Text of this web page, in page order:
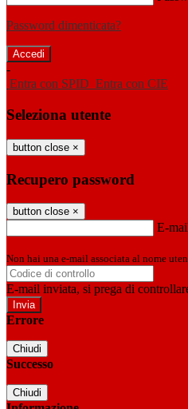
Password dimenticata?
-
Entra con SPID Entra con CIE
Seleziona utente
button close ×
Recupero password
button close ×
E-
Non hai una e-mail associata al nome
E-mail inviata, si prega di
Errore
Chiudi
Successo
Chiudi